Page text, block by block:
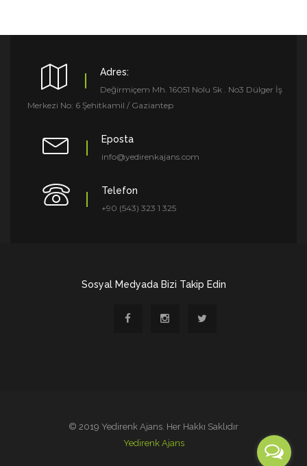
Adres:
Değirmiçem Mh. 16051 Nolu Sk . No3 Dülger İş
Merkezi No: 6 Şehitkamil / Gaziantep
Eposta
info@yedirenkajans.com
Telefon
+90 (543) 323 1 325
Sosyal Medyada Bizi Takip Edin
© 2019 Yedirenk Ajans. Her Hakkı Saklıdır
Yedirenk Ajans